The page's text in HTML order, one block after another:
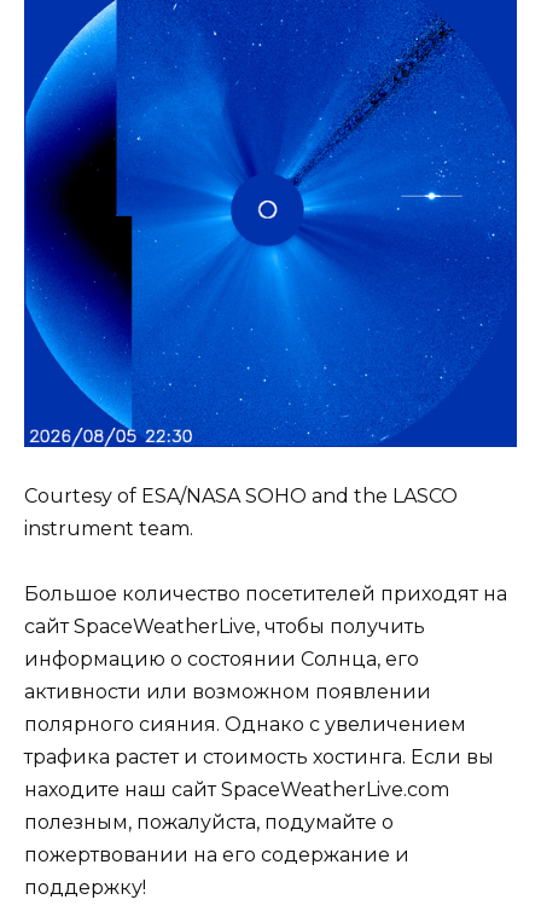
Courtesy of ESA/NASA SOHO and the LASCO
instrument team.
Большое количество посетителей приходят на
сайт SpaceWeatherLive, чтобы получить
информацию о состоянии Солнца, его
активности или возможном появлении
полярного сияния. Однако с увеличением
трафика растет и стоимость хостинга. Если вы
находите наш сайт SpaceWeatherLive.com
полезным, пожалуйста, подумайте о
пожертвовании на его содержание и
поддержку!